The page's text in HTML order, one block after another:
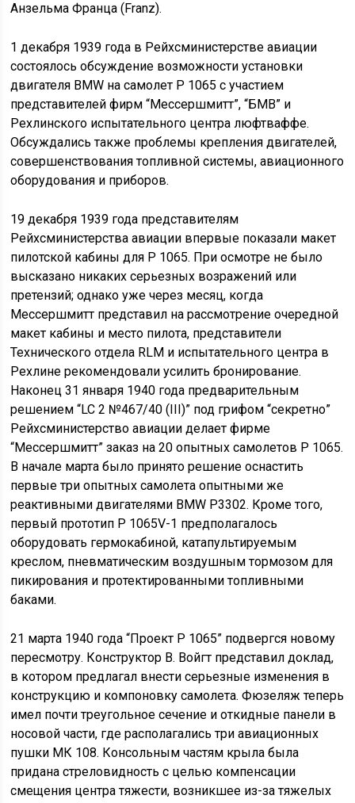
Анзельма Франца (Franz).
1 декабря 1939 года в Рейхсминистерстве авиации
состоялось обсуждение возможности установки
двигателя BMW на самолет Р 1065 с участием
представителей фирм “Мессершмитт”, “БМВ” и
Рехлинского испытательного центра люфтваффе.
Обсуждались также проблемы крепления двигателей,
совершенствования топливной системы, авиационного
оборудования и приборов.
19 декабря 1939 года представителям
Рейхсминистерства авиации впервые показали макет
пилотской кабины для Р 1065. При осмотре не было
высказано никаких серьезных возражений или
претензий; однако уже через месяц, когда
Мессершмитт представил на рассмотрение очередной
макет кабины и место пилота, представители
Технического отдела RLM и испытательного центра в
Рехлине рекомендовали усилить бронирование.
Наконец 31 января 1940 года предварительным
решением “LC 2 №467/40 (III)” под грифом “секретно”
Рейхсминистерство авиации делает фирме
“Мессершмитт” заказ на 20 опытных самолетов Р 1065.
В начале марта было принято решение оснастить
первые три опытных самолета опытными же
реактивными двигателями BMW Р3302. Кроме того,
первый прототип Р 1065V-1 предполагалось
оборудовать гермокабиной, катапультируемым
креслом, пневматическим воздушным тормозом для
пикирования и протектированными топливными
баками.
21 марта 1940 года “Проект Р 1065” подвергся новому
пересмотру. Конструктор В. Войгт представил доклад,
в котором предлагал внести серьезные изменения в
конструкцию и компоновку самолета. Фюзеляж теперь
имел почти треугольное сечение и откидные панели в
носовой части, где располагались три авиационных
пушки МК 108. Консольным частям крыла была
придана стреловидность с целью компенсации
смещения центра тяжести, возникшее из-за тяжелых